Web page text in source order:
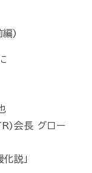
編)
長 グロー
説」